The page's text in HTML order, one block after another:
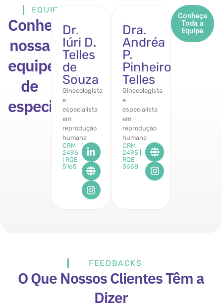
EQUIPE
Conheça
nossa
equipe
de
especialistas
Dr.
Iúri D.
Telles
de
Souza
Ginecologista
e
especialista
em
reprodução
humana
CRM
2496
| RQE
5165
Dra.
Andréa
P.
Pinheiro
Telles
Ginecologista
e
especialista
em
reprodução
humana
CRM
2495 |
RQE
3658
Conheça
Toda a
Equipe
FEEDBACKS
O Que Nossos Clientes Têm a
Dizer